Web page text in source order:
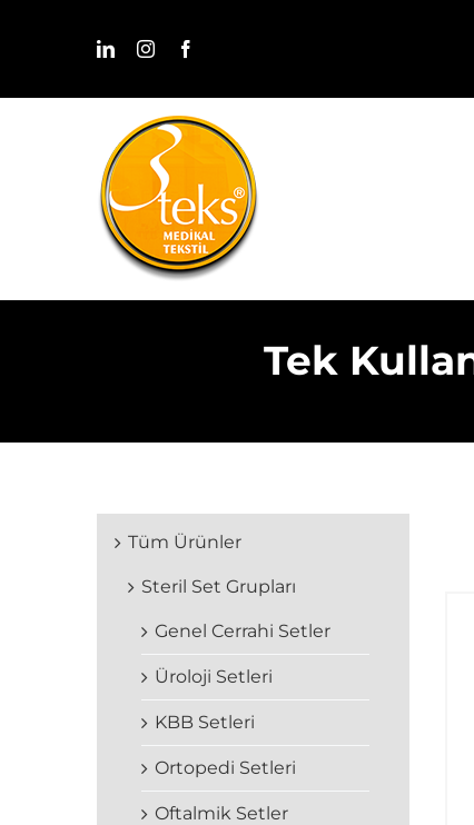
Tek
Tüm Ürünler
Steril Set Grupları
Genel Cerrahi Setler
Üroloji Setleri
KBB Setleri
Ortopedi Setleri
Oftalmik Setler